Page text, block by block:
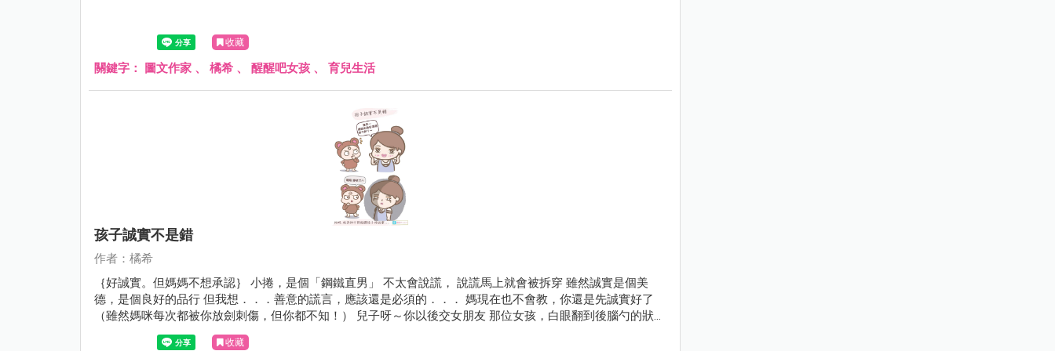
收藏
關鍵字： 圖文作家 、 橘希 、 醒醒吧女孩 、 育兒生活
孩子誠實不是錯
作者：橘希
｛好誠實。但媽媽不想承認｝ 小捲，是個「鋼鐵直男」 不太會說謊， 說謊馬上就會被拆穿 雖然誠實是個美
德，是個良好的品行 但我想．．．善意的謊言，應該還是必須的．．． 媽現在也不會教，你還是先誠實好了
（雖然媽咪每次都被你放劍刺傷，但你都不知！） 兒子呀～你以後交女朋友 那位女孩，白眼翻到後腦勺的狀況
應該不會比媽少 她的眼睛可能會抽筋???
收藏